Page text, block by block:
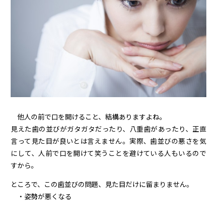
他人の前で口を開けること、結構ありますよね。
見えた歯の並びがガタガタだったり、八重歯があったり、正直
言って見た目が良いとは言えません。実際、歯並びの悪さを気
にして、人前で口を開けて笑うことを避けている人もいるので
すから。
ところで、この歯並びの問題、見た目だけに留まりません。
・姿勢が悪くなる